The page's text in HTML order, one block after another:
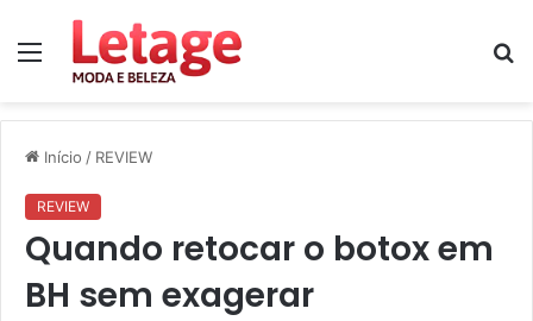
Menu
Início / REVIEW
REVIEW
Quando retocar o botox em
BH sem exagerar